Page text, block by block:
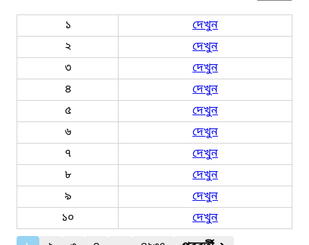
১
দেখুন
২
দেখুন
৩
দেখুন
৪
দেখুন
৫
দেখুন
৬
দেখুন
৭
দেখুন
৮
দেখুন
৯
দেখুন
১০
দেখুন